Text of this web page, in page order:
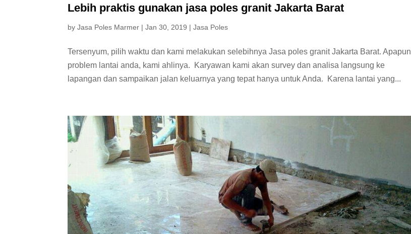
Lebih praktis gunakan jasa poles granit Jakarta Barat
byJasa Poles Marmer |Jan 30, 2019 |Jasa Poles
Tersenyum, pilih waktu dan kami melakukan selebihnya Jasa poles granit Jakarta Barat. Apapun
problem lantai anda, kami ahlinya. Karyawan kami akan survey dan analisa langsung ke
lapangan dan sampaikan jalan keluarnya yang tepat hanya untuk Anda. Karena lantai yang...